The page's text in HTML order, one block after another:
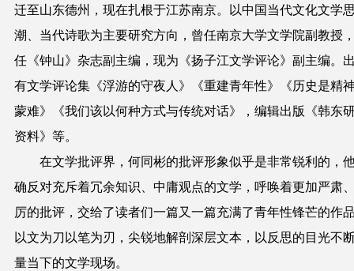
迁至山东德州，现在扎根于江苏南京。以中国当代文化文学
潮、当代诗歌为主要研究方向，曾任南京大学文学院副教授
任《钟山》杂志副主编，现为《扬子江文学评论》副主编。
有文学评论集《浮游的守夜人》《重建青年性》《历史是精
蒙难》《我们该以何种方式与传统对话》，编辑出版《韩东
资料》等。
在文学批评界，何同彬的批评形象似乎是非常锐利的，
确反对充斥着冗余知识、中庸观点的文学，呼唤着更加严肃
厉的批评，交给了读者们一篇又一篇充满了青年性锋芒的作
以文为刀以笔为刃，尖锐地解剖深层文本，以反思的目光不
量当下的文学现场。